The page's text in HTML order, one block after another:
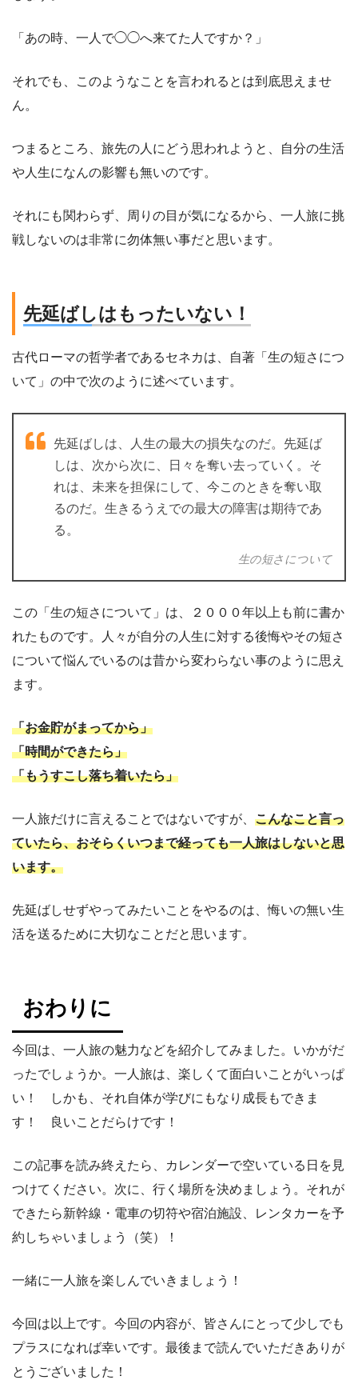
「あの時、一人で◯◯へ来てた人ですか？」
それでも、このようなことを言われるとは到底思えませ
ん。
つまるところ、旅先の人にどう思われようと、自分の生活
や人生になんの影響も無いのです。
それにも関わらず、周りの目が気になるから、一人旅に挑
戦しないのは非常に勿体無い事だと思います。
先延ばしはもったいない！
古代ローマの哲学者であるセネカは、自著「生の短さにつ
いて」の中で次のように述べています。
先延ばしは、人生の最大の損失なのだ。先延ば
しは、次から次に、日々を奪い去っていく。そ
れは、未来を担保にして、今このときを奪い取
るのだ。生きるうえでの最大の障害は期待であ
る。
生の短さについて
この「生の短さについて」は、２０００年以上も前に書か
れたものです。人々が自分の人生に対する後悔やその短さ
について悩んでいるのは昔から変わらない事のように思え
ます。
「お金貯がまってから」
「時間ができたら」
「もうすこし落ち着いたら」
一人旅だけに言えることではないですが、 こんなこと言っ
ていたら、おそらくいつまで経っても一人旅はしないと思
います。
先延ばしせずやってみたいことをやるのは、悔いの無い生
活を送るために大切なことだと思います。
おわりに
今回は、一人旅の魅力などを紹介してみました。いかがだ
ったでしょうか。一人旅は、楽しくて面白いことがいっぱ
い！ しかも、それ自体が学びにもなり成長もできま
す！ 良いことだらけです！
この記事を読み終えたら、カレンダーで空いている日を見
つけてください。次に、行く場所を決めましょう。それが
できたら新幹線・電車の切符や宿泊施設、レンタカーを予
約しちゃいましょう（笑）！
一緒に一人旅を楽しんでいきましょう！
今回は以上です。今回の内容が、皆さんにとって少しでも
プラスになれば幸いです。最後まで読んでいただきありが
とうございました！